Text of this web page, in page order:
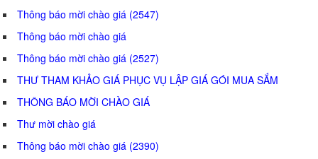
Thông báo mời chào giá (2547)
Thông báo mời chào giá
Thông báo mời chào giá (2527)
THƯ THAM KHẢO GIÁ PHỤC VỤ LẬP GIÁ GÓI MUA SẮM
THÔNG BÁO MỜI CHÀO GIÁ
Thư mời chào giá
Thông báo mời chào giá (2390)